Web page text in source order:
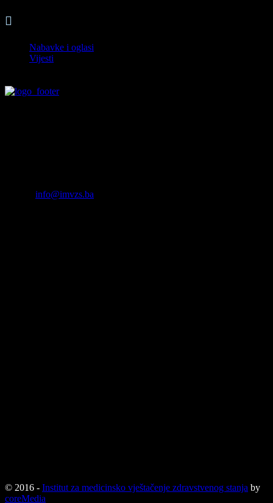

Nabavke i oglasi
Vijesti
info@imvzs.ba
© 2016 - Institut za medicinsko vještačenje zdravstvenog stanja by
coreMedia